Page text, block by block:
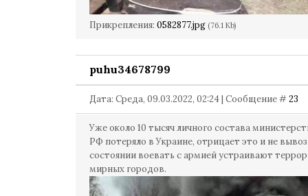
Прикрепления: 0582877.jpg (76.1 Kb)
puhu34678799
Дата: Среда, 09.03.2022, 02:24 | Сообщение #23
Уже около 10 тысяч личного состава
РФ потеряло в Украине, отрицает это и не
состоянии воевать с армией устраивают
мирных городов.